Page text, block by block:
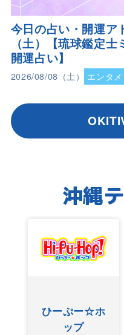
今日の占い・開運ア
（土）【琉球鑑定
開運占い】
2026/08/08（土） エンタメ
沖縄
ひーぷー☆ホ
ップ